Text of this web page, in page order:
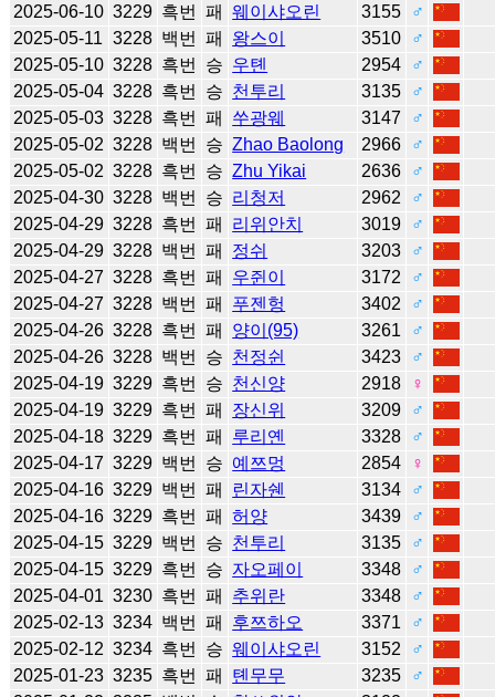
2025-06-10 3229 흑번 패 웨이샤오린 3155
♂
2025-05-11 3228 백번 패 왕스이 3510
♂
2025-05-10 3228 흑번 승 우톈 2954
♂
2025-05-04 3228 흑번 승 천투리 3135
♂
2025-05-03 3228 흑번 패 쑤광웨 3147
♂
2025-05-02 3228 백번 승 Zhao Baolong 2966
♂
2025-05-02 3228 흑번 승 Zhu Yikai 2636
♂
2025-04-30 3228 백번 승 리청저 2962
♂
2025-04-29 3228 흑번 패 리위안치 3019
♂
2025-04-29 3228 백번 패 정쉬 3203
♂
2025-04-27 3228 흑번 패 우쥔이 3172
♂
2025-04-27 3228 백번 패 푸젠헝 3402
♂
2025-04-26 3228 흑번 패 양이(95) 3261
♂
2025-04-26 3228 백번 승 천정쉰 3423
♂
2025-04-19 3229 흑번 승 천신양 2918
♀
2025-04-19 3229 흑번 패 장신위 3209
♂
2025-04-18 3229 흑번 패 루리옌 3328
♂
2025-04-17 3229 백번 승 예쯔멍 2854
♀
2025-04-16 3229 백번 패 린자쉔 3134
♂
2025-04-16 3229 흑번 패 허양 3439
♂
2025-04-15 3229 백번 승 천투리 3135
♂
2025-04-15 3229 흑번 승 자오페이 3348
♂
2025-04-01 3230 흑번 패 추위란 3348
♂
2025-02-13 3234 백번 패 후쯔하오 3371
♂
2025-02-12 3234 흑번 승 웨이샤오린 3152
♂
2025-01-23 3235 흑번 패 톈무무 3235
♂